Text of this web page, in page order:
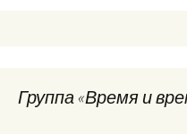
Группа «Время и